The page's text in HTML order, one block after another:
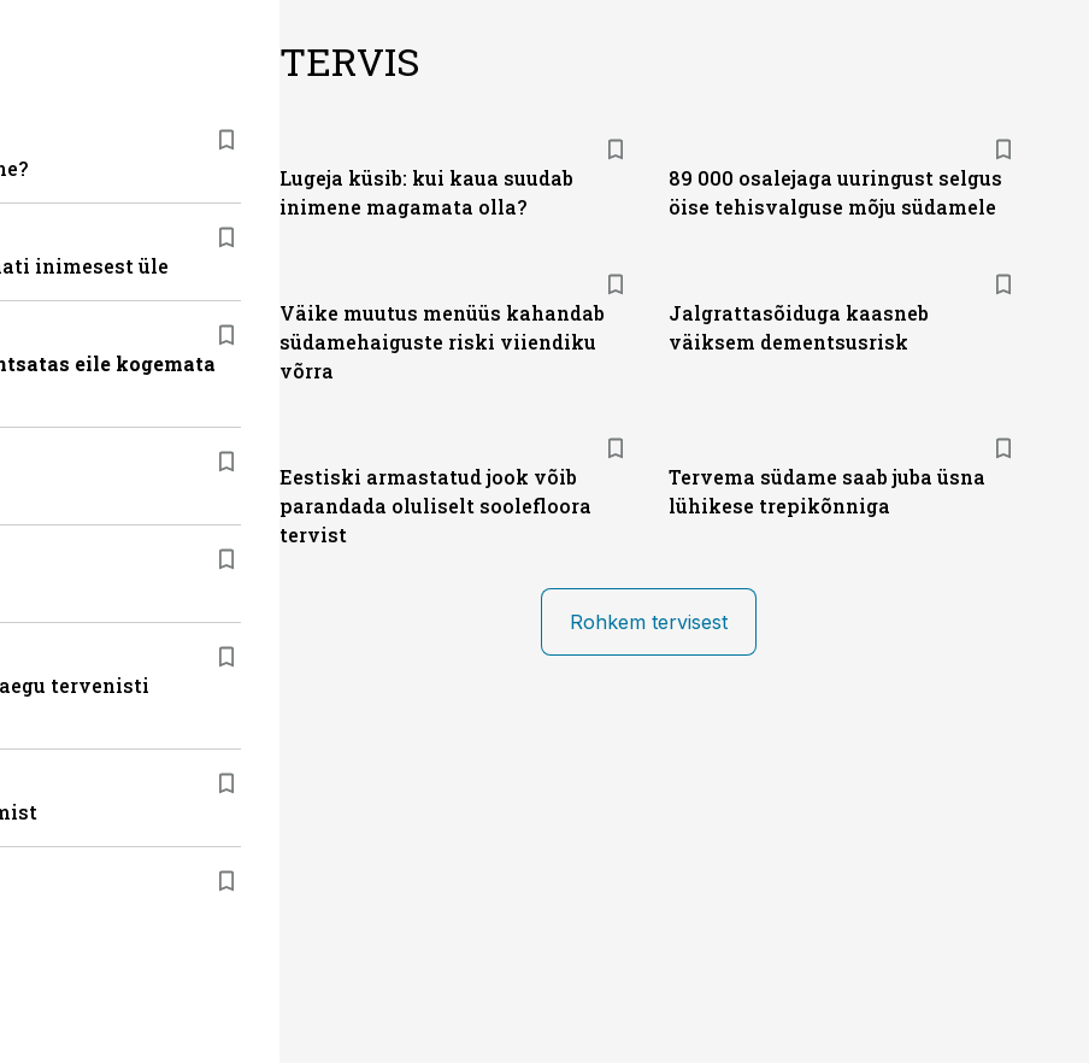
inimesest üle
eile kogemata
tervenisti
TERVIS
Lugeja küsib: kui kaua suudab
inimene magamata olla?
89 000 osalejaga uuringust selgus
öise tehisvalguse mõju südamele
Väike muutus menüüs kahandab
südamehaiguste riski viiendiku
võrra
Jalgrattasõiduga kaasneb
väiksem dementsusrisk
Eestiski armastatud jook võib
parandada oluliselt soolefloora
tervist
Tervema südame saab juba üsna
lühikese trepikõnniga
Rohkem tervisest